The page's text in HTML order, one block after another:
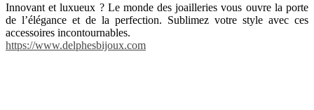
Innovant et luxueux ? Le monde des joailleries vous ouvre la porte
de l’élégance et de la perfection. Sublimez votre style avec ces
accessoires incontournables.
https://www.delphesbijoux.com